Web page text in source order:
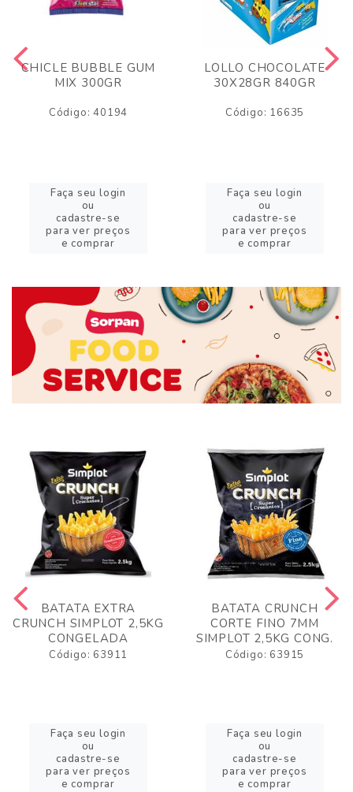
CHICLE BUBBLE GUM
MIX 300GR
Código: 40194
Faça seu login
ou
cadastre-se
para ver preços
e comprar
LOLLO CHOCOLATE
30X28GR 840GR
Código: 16635
Faça seu login
ou
cadastre-se
para ver preços
e comprar
BATATA EXTRA
CRUNCH SIMPLOT 2,5KG
CONGELADA
Código: 63911
Faça seu login
ou
cadastre-se
para ver preços
e comprar
BATATA CRUNCH
CORTE FINO 7MM
SIMPLOT 2,5KG CONG.
Código: 63915
Faça seu login
ou
cadastre-se
para ver preços
e comprar